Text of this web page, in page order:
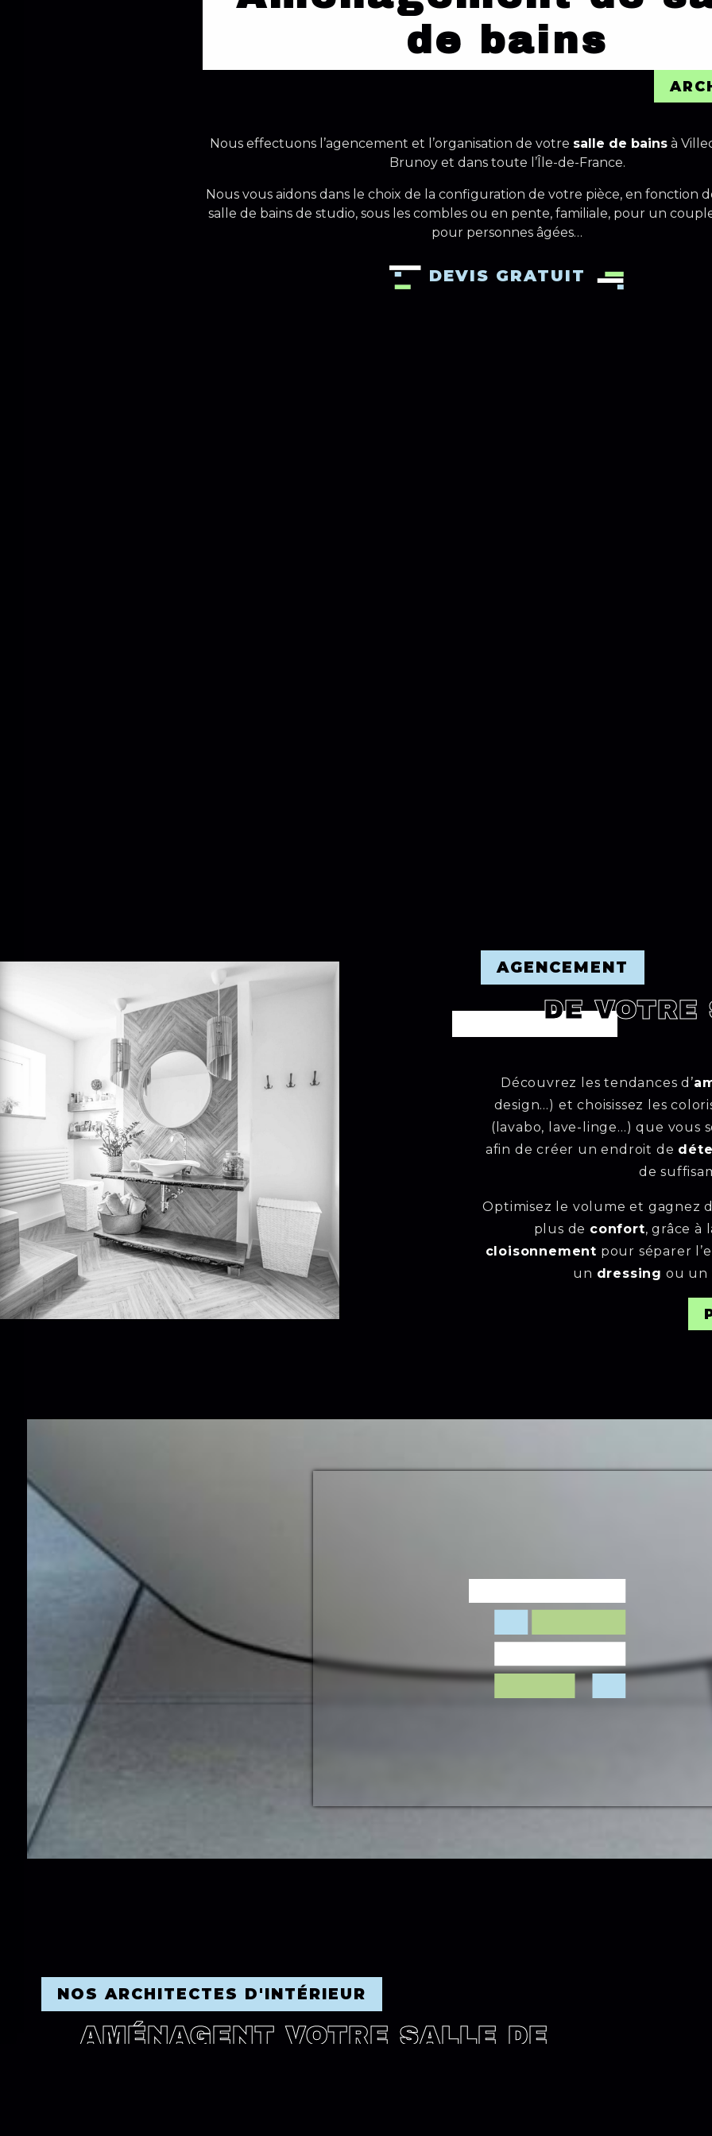
de bains
Nous effectuons l’agencement et l’organisation de votre salle de bains à
Brunoy et dans toute l’Île-de-France.
Nous vous aidons dans le choix de la configuration de votre pièce, en fonction
salle de bains de studio, sous les combles ou en pente, familiale, pour un
pour personnes âgées…
DEVIS GRATUIT
AGENCEMENT
DE VOTRE
Découvrez les tendances d’
design…) et choisissez les
(lavabo, lave-linge…) que vous
afin de créer un endroit de
de
Optimisez le volume et gagnez
plus de confort, grâce à
cloisonnement pour séparer
un dressing ou un
NOS ARCHITECTES D'INTÉRIEUR
AMÉNAGENT VOTRE SALLE DE